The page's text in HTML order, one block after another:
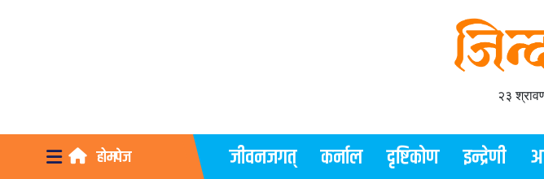
२३
होमपेज जीवनजगत् कर्नाल दृष्टिकोण इन्द्रेणी